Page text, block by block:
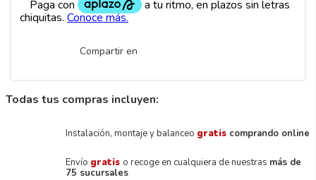
Compartir en
Todas tus compras incluyen:
Instalación, montaje y balanceo gratis comprando online
Envío gratis o recoge en cualquiera de nuestras más de
75 sucursales